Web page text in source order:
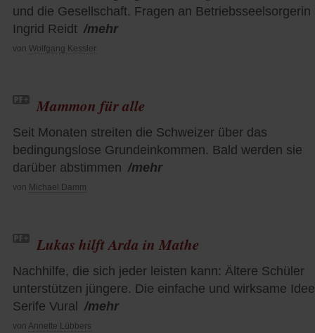
und die Gesellschaft. Fragen an Betriebsseelsorgerin
Ingrid Reidt /mehr
von Wolfgang Kessler
Mammon für alle
Seit Monaten streiten die Schweizer über das
bedingungslose Grundeinkommen. Bald werden sie
darüber abstimmen /mehr
von Michael Damm
Lukas hilft Arda in Mathe
Nachhilfe, die sich jeder leisten kann: Ältere Schüler
unterstützen jüngere. Die einfache und wirksame
Serife Vural
/mehr
von Annette Lübbers